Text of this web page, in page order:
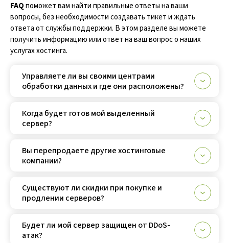
FAQпоможет вам найти правильные ответы на ваши
вопросы, без необходимости создавать тикет и ждать
ответа от службы поддержки. В этом разделе вы можете
получить информацию или ответ на ваш вопрос о наших
услугах хостинга.
Управляете ли вы своими центрами
обработки данных и где они расположены?
Когда будет готов мой выделенный
сервер?
Вы перепродаете другие хостинговые
компании?
Существуют ли скидки при покупке и
продлении серверов?
Будет ли мой сервер защищен от DDoS-
атак?